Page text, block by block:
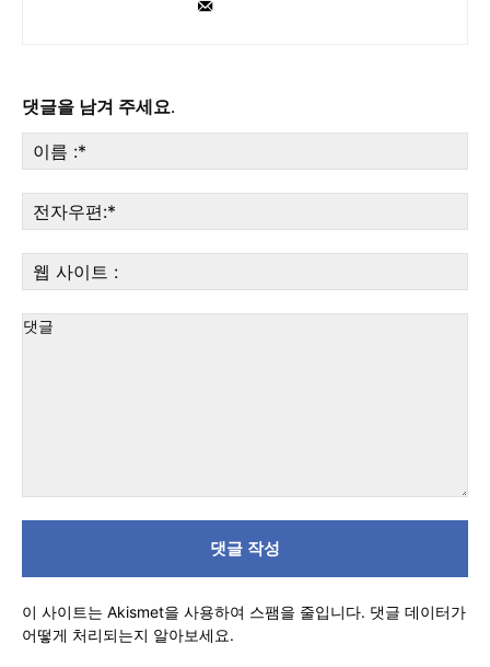
댓글을 남겨 주세요.
름
:*
자
우
사
이
이 사이트는 Akismet을 사용하여 스팸을 줄입니다. 댓글 데이터가
어떻게 처리되는지 알아보세요.